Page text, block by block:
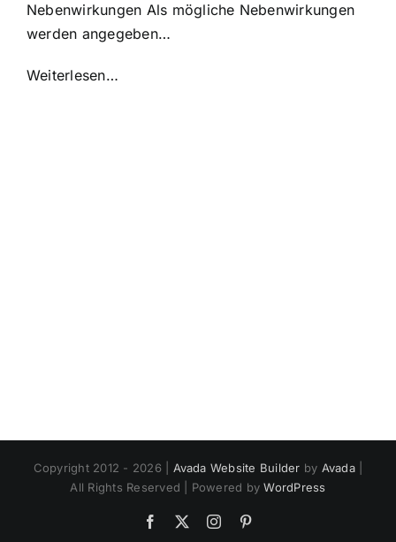
Nebenwirkungen Als mögliche Nebenwirkungen
werden angegeben…
Weiterlesen…
Copyright 2012 - 2026 | Avada Website Builder by Avada|
All Rights Reserved | Powered byWordPress
Facebook Instagram